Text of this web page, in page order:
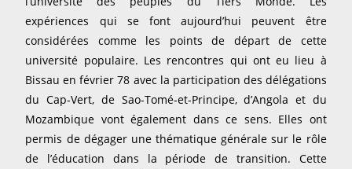
expériences qui se font aujourd’hui peuvent être
considérées comme les points de départ de cette
université populaire. Les rencontres qui ont eu lieu à
Bissau en février 78 avec la participation des délégations
du Cap-Vert, de Sao-Tomé-et-Principe, d’Angola et du
Mozambique vont également dans ce sens. Elles ont
permis de dégager une thématique générale sur le rôle
de l’éducation dans la période de transition. Cette